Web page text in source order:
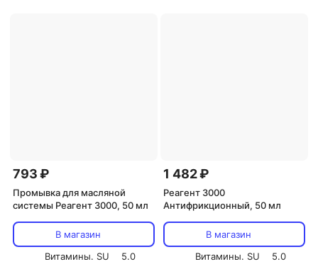
793 ₽
Промывка для масляной
системы Реагент 3000, 50 мл
В магазин
Витамины. SU
5.0
1 482 ₽
Реагент 3000
Антифрикционный, 50 мл
В магазин
Витамины. SU
5.0